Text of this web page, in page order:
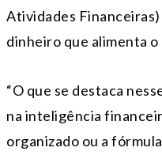
Atividades
dinheiro que alimenta
“O que se destaca
na inteligência
organizado ou a